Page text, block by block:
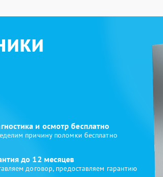
и осмотр бесплатно
причину поломки бесплатно
до 12 месяцев
договор, предоставляем гарантию